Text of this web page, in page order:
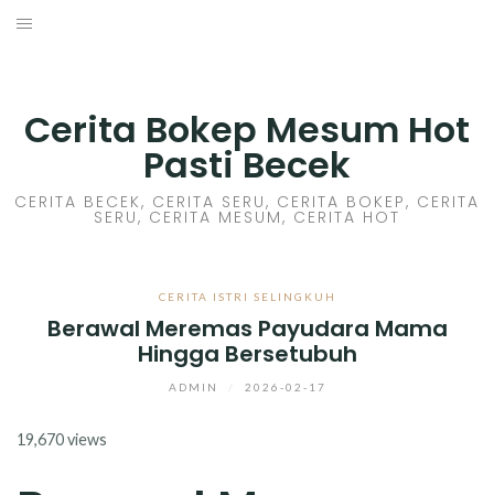
Skip
Cerita Bokep Mesum Hot
Pasti Becek
CERITA BECEK, CERITA SERU, CERITA BOKEP, CERITA
SERU, CERITA MESUM, CERITA HOT
CERITA ISTRI SELINGKUH
Berawal Meremas Payudara Mama
Hingga Bersetubuh
ADMIN 2026-02-17
19,670 views
CERITA SEX HOT
CERITA SKANDAL
CERITA BASAH